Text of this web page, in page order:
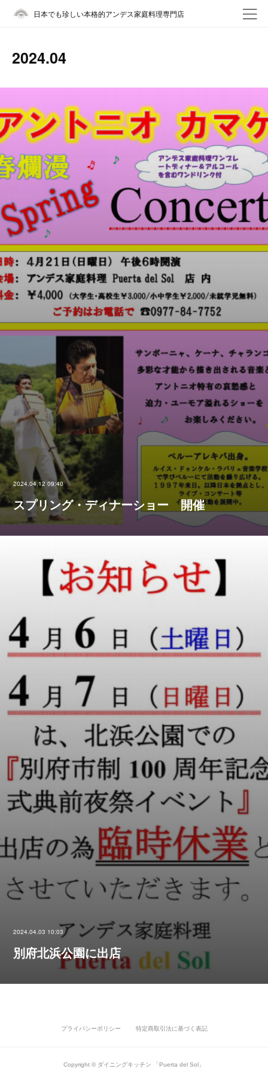
日本でも珍しい本格的アンデス家庭料理専門店
2024.04
2024.04.12 09:40
スプリング・ディナーショー 開催
2024.04.03 10:03
別府北浜公園に出店
プライバシーポリシー 特定商取引法に基づく表記
Copyright © ダイニングキッチン 「Puerta del Sol」